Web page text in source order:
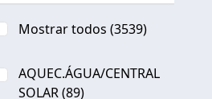
Mostrar todos (3539)
AQUEC.ÁGUA/CENTRAL
SOLAR(89)